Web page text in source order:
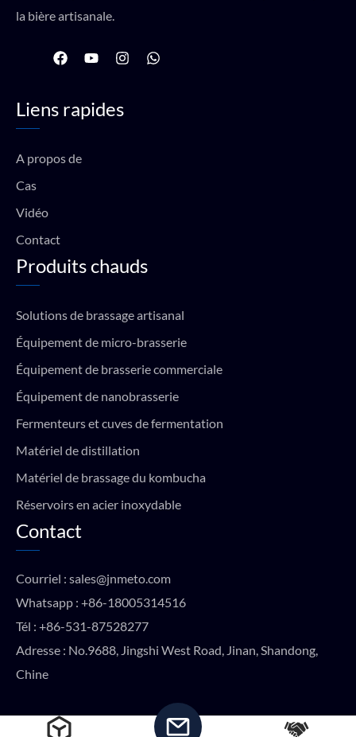
la bière artisanale.
F
a
b
o
Y
o
u
b
I
n
a
g
W
h
Liens rapides
A propos de
Cas
Vidéo
Contact
Produits chauds
Solutions de brassage artisanal
Équipement de micro-brasserie
Équipement de brasserie commerciale
Équipement de nanobrasserie
Fermenteurs et cuves de fermentation
Matériel de distillation
Matériel de brassage du kombucha
Réservoirs en acier inoxydable
Contact
Courriel : sales@jnmeto.com
Whatsapp : +86-18005314516
Tél : +86-531-87528277
Adresse : No.9688, Jingshi West Road, Jinan, Shandong,
Chine